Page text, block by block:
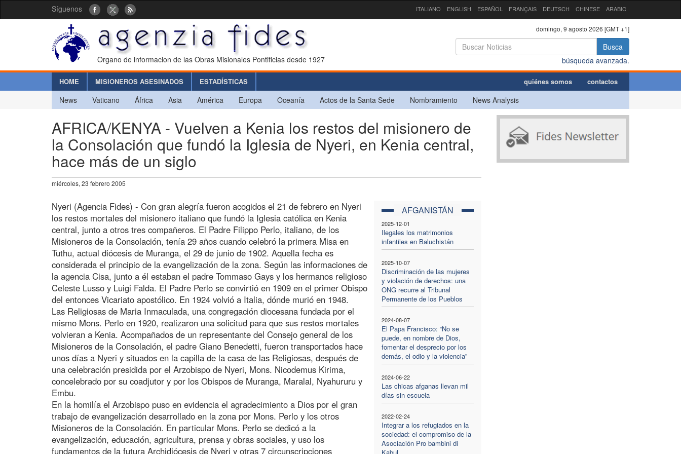
Síguenos ITALIANO ENGLISH ESPAÑOL FRANÇAIS DEUTSCH CHINESE ARABIC
Organo de informacion de las Obras Misionales Pontificias desde 1927
domingo, 9 agosto 2026 [GMT +1]
Busca
búsqueda avanzada.
HOME MISIONEROS ASESINADOS ESTADÍSTICAS quiénes somos contactos
News Vaticano África Asia América Europa Oceanía Actos de la Santa Sede Nombramiento News Analysis
AFRICA/KENYA - Vuelven a Kenia los restos del misionero de
la Consolación que fundó la Iglesia de Nyeri, en Kenia central,
hace más de un siglo
miércoles, 23 febrero 2005
AFGANISTÁN
2025-12-01
Ilegales los matrimonios
infantiles en Baluchistán
2025-10-07
Discriminación de las mujeres
y violación de derechos: una
ONG recurre al Tribunal
Permanente de los Pueblos
2024-08-07
El Papa Francisco: “No se
puede, en nombre de Dios,
fomentar el desprecio por los
demás, el odio y la violencia”
2024-06-22
Las chicas afganas llevan mil
días sin escuela
2022-02-24
Integrar a los refugiados en la
sociedad: el compromiso de la
Asociación Pro bambini di
Nyeri (Agencia Fides) - Con gran alegría fueron acogidos el 21 de febrero en Nyeri
los restos mortales del misionero italiano que fundó la Iglesia católica en Kenia
central, junto a otros tres compañeros. El Padre Filippo Perlo, italiano, de los
Misioneros de la Consolación, tenía 29 años cuando celebró la primera Misa en
Tuthu, actual diócesis de Muranga, el 29 de junio de 1902. Aquella fecha es
considerada el principio de la evangelización de la zona. Según las informaciones de
la agencia Cisa, junto a él estaban el padre Tommaso Gays y los hermanos religioso
Celeste Lusso y Luigi Falda. El Padre Perlo se convirtió en 1909 en el primer Obispo
del entonces Vicariato apostólico. En 1924 volvió a Italia, dónde murió en 1948.
Las Religiosas de Maria Inmaculada, una congregación diocesana fundada por el
mismo Mons. Perlo en 1920, realizaron una solicitud para que sus restos mortales
volvieran a Kenia. Acompañados de un representante del Consejo general de los
Misioneros de la Consolación, el padre Giano Benedetti, fueron transportados hace
unos días a Nyeri y situados en la capilla de la casa de las Religiosas, después de
una celebración presidida por el Arzobispo de Nyeri, Mons. Nicodemus Kirima,
concelebrado por su coadjutor y por los Obispos de Muranga, Maralal, Nyahururu y
Embu.
En la homilía el Arzobispo puso en evidencia el agradecimiento a Dios por el gran
trabajo de evangelización desarrollado en la zona por Mons. Perlo y los otros
Misioneros de la Consolación. En particular Mons. Perlo se dedicó a la
evangelización, educación, agricultura, prensa y obras sociales, y uso los
fundamentos de la futura Archidiócesis de Nyeri y otras 7 circunscripciones